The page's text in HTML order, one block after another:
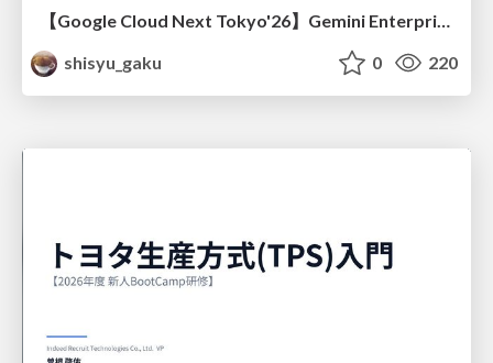
【Google Cloud Next Tokyo'26】Gemini Enterprise と Oracle AI Database で実現する、 業務データ活用を実現する AI エージェント実装
shisyu_gaku
0 220